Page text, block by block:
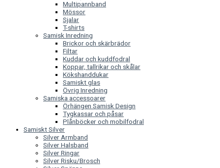
Multipannband
Mössor
Sjalar
T-shirts
Samisk Inredning
Brickor och skärbrädor
Filtar
Kuddar och kuddfodral
Koppar, tallrikar och skålar
Kökshanddukar
Samiskt glas
Övrig Inredning
Samiska accessoarer
Örhängen Samisk Design
Tygkassar och påsar
Plånböcker och mobilfodral
Samiskt Silver
Silver Armband
Silver Halsband
Silver Ringar
Silver Risku/Brosch